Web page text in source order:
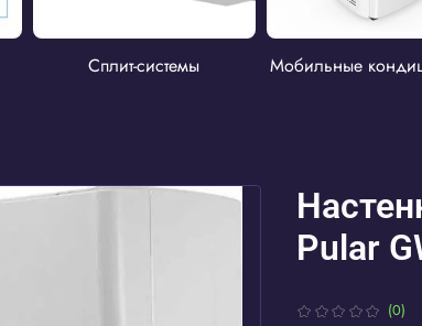
Сплит-системы Мобильные
(0)
Pular